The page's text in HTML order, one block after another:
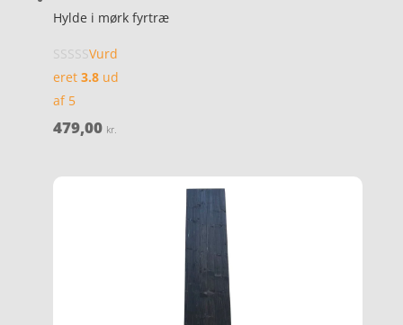
Hylde i mørk fyrtræ
Vurd
eret 3.8ud
af 5
479,00 kr.